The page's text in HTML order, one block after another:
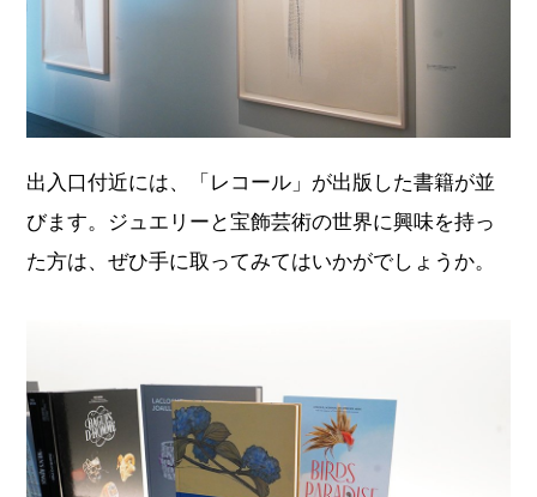
出入口付近には、「レコール」が出版した書籍が並
びます。ジュエリーと宝飾芸術の世界に興味を持っ
た方は、ぜひ手に取ってみてはいかがでしょうか。